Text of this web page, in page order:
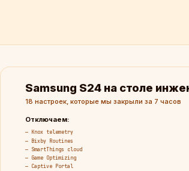
Samsung S24 на столе
18 настроек, которые мы закрыли за 7 часов
Отключаем:
— Knox telemetry
— Bixby Routines
— SmartThings cloud
— Game Optimizing
— Captive Portal